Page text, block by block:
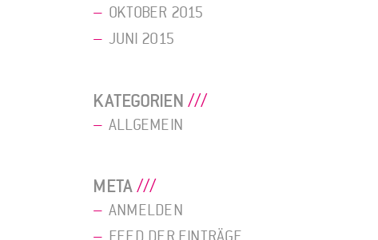
OKTOBER 2015
JUNI 2015
KATEGORIEN
ALLGEMEIN
META
ANMELDEN